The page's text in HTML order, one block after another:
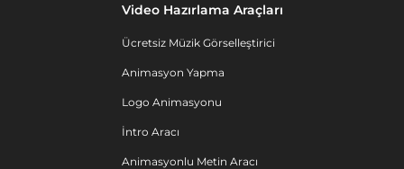
Video Hazırlama Araçları
Ücretsiz Müzik Görselleştirici
Animasyon Yapma
Logo Animasyonu
İntro Aracı
Animasyonlu Metin Aracı